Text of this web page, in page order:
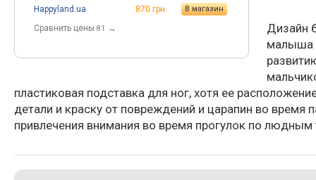
Happyland.ua 870 грн. В магазин
Cравнить цены 81 →
Дизайн
малыша
пластиковая подставка для ног, хотя ее
детали и краску от повреждений и царапин во
привлечения внимания во время прогулок по людным